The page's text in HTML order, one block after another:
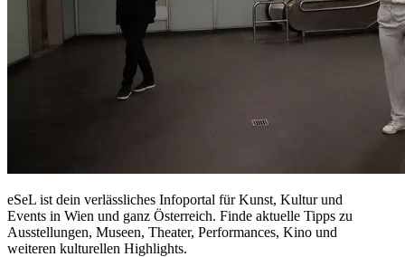
eSeL ist dein verlässliches Infoportal für Kunst, Kultur und
Events in Wien und ganz Österreich. Finde aktuelle Tipps zu
Ausstellungen, Museen, Theater, Performances, Kino und
weiteren kulturellen Highlights.